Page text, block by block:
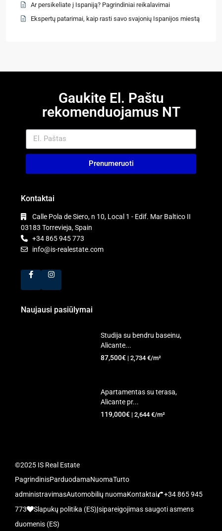
Ar persikeliate į Ispaniją? Pagrindiniai reikalavimai
Ekspertų patarimai, kaip rasti savo svajonių Ispanijos miestą
Gaukite El. Paštu
rekomenduojamus NT
Prenumeruoti
Kontaktai
Calle Pola de Siero, n 10, Local 1 - Edif. Mar Baltico II
03183 Torrevieja, Spain
+34 865 945 773
info@is-realestate.com
Naujausi pasiūlymai
Studija su bendru baseinu,
Alicante...
87,500€ | 2,734 €/m²
Apartamentas su terasa,
Alicante pr...
119,000€ | 2,644 €/m²
©2025 IS Real Estate
PagrindinisParduodamaNuomaTurto
administravimasAutomobilių nuomaKontaktai
+34 865 945
773
Slapukų politika (ES)Įsipareigojimas saugoti asmens
duomenis (ES)